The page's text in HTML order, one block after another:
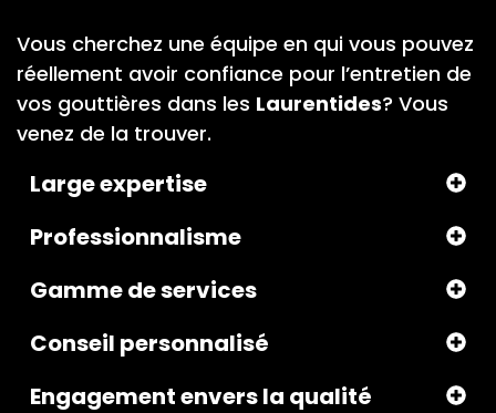
Vous cherchez une équipe en qui vous pouvez
réellement avoir confiance pour l’entretien de
vos gouttières dans les Laurentides? Vous
venez de la trouver.
Large expertise
Professionnalisme
Gamme de services
Conseil personnalisé
Engagement envers la qualité